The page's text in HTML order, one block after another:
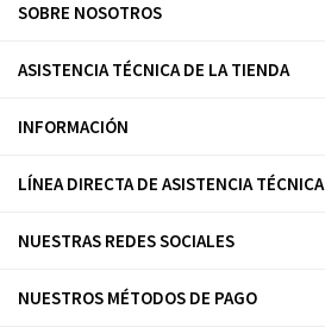
SOBRE NOSOTROS
ASISTENCIA TÉCNICA DE LA TIENDA
INFORMACIÓN
LÍNEA DIRECTA DE ASISTENCIA TÉCNICA
NUESTRAS REDES SOCIALES
NUESTROS MÉTODOS DE PAGO